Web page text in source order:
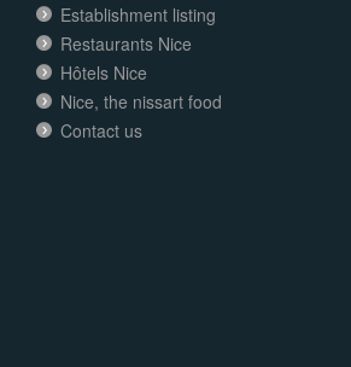
Establishment listing
Restaurants Nice
Hôtels Nice
Nice, the nissart food
Contact us